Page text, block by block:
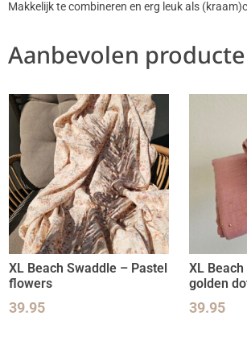
Makkelijk te combineren en erg leuk als
Aanbevolen
XL Beach Swaddle – Pastel
flowers
39.95
XL
golden
39.95